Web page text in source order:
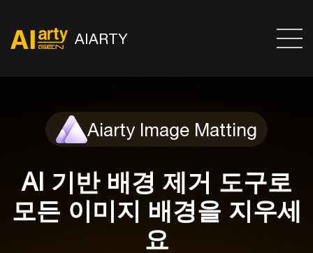
AIARTY
Aiarty Image Matting
AI 기반 배경 제거 도구로
모든 이미지 배경을 지우세
요